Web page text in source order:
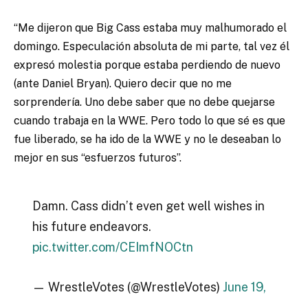
“Me dijeron que Big Cass estaba muy malhumorado el
domingo. Especulación absoluta de mi parte, tal vez él
expresó molestia porque estaba perdiendo de nuevo
(ante Daniel Bryan). Quiero decir que no me
sorprendería. Uno debe saber que no debe quejarse
cuando trabaja en la WWE. Pero todo lo que sé es que
fue liberado, se ha ido de la WWE y no le deseaban lo
mejor en sus “esfuerzos futuros”.
Damn. Cass didn’t even get well wishes in
his future endeavors.
pic.twitter.com/CEImfNOCtn
— WrestleVotes (@WrestleVotes) June 19,